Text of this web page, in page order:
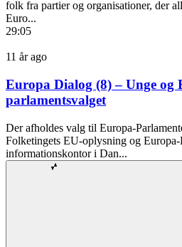
folk fra partier og organisationer, der
Euro...
29:05
11 år ago
Europa Dialog (8) – Unge og
parlamentsvalget
Der afholdes valg til Europa-
Folketingets EU-oplysning og Europa-
informationskontor i Dan...